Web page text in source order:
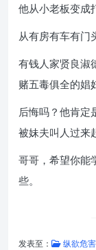
他从小老板变成
从有房有车有门
有钱人家贤良淑
赌五毒俱全的娼
后悔吗？他肯定
被妹夫叫人过来
哥哥，希望你能
些。
发表至： 纵欲危害